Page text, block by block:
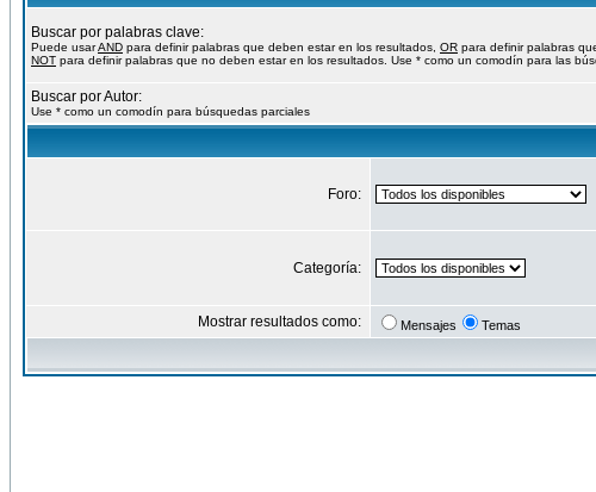
Buscar por palabras clave:
Puede usarAND para definir palabras que deben estar en los resultados, OR para definir palabras
NOT para definir palabras que no deben estar en los resultados. Use * como un comodín para las
Buscar por Autor:
Use * como un comodín para búsquedas parciales
Foro:
Categoría:
Mostrar resultados como: Mensajes Temas